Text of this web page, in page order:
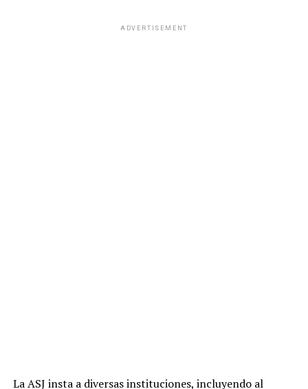
ADVERTISEMENT
La ASJ insta a diversas instituciones, incluyendo al